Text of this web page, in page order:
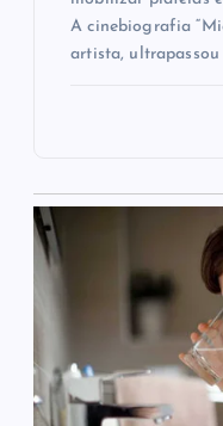
A cinebiografia
artista, ultrapassou